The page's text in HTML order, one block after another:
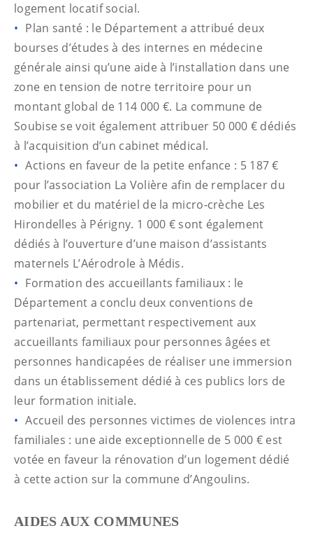
logement locatif social.
Plan santé : le Département a attribué deux
bourses d’études à des internes en médecine
générale ainsi qu’une aide à l’installation dans une
zone en tension de notre territoire pour un
montant global de 114 000 €. La commune de
Soubise se voit également attribuer 50 000 € dédiés
à l’acquisition d’un cabinet médical.
Actions en faveur de la petite enfance : 5 187 €
pour l’association La Volière afin de remplacer du
mobilier et du matériel de la micro‑crèche Les
Hirondelles à Périgny. 1 000 € sont également
dédiés à l’ouverture d’une maison d’assistants
maternels L’Aérodrole à Médis.
Formation des accueillants familiaux : le
Département a conclu deux conventions de
partenariat, permettant respectivement aux
accueillants familiaux pour personnes âgées et
personnes handicapées de réaliser une immersion
dans un établissement dédié à ces publics lors de
leur formation initiale.
Accueil des personnes victimes de violences intra
familiales : une aide exceptionnelle de 5 000 € est
votée en faveur la rénovation d’un logement dédié
à cette action sur la commune d’Angoulins.
AIDES AUX COMMUNES